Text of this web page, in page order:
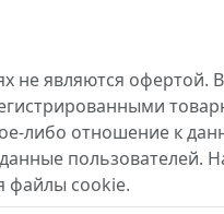
не являются офертой.
либо отношение к
пользователей.
файлы cookie.